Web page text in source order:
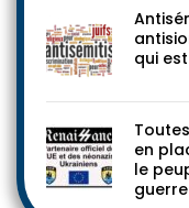
qui
en
le